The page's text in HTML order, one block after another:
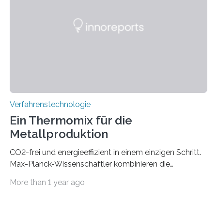
Tieftemperaturumgebung ist unerlässlich zur
Verfahrenstechnologie
Ein Thermomix für die
Metallproduktion
CO2-frei und energieeffizient in einem einzigen Schritt.
Max-Planck-Wissenschaftler kombinieren die
von Metallen und Legierungen in einem einzigen,
More than 1 year ago